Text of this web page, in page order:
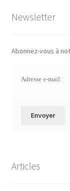
Newsletter
Abonnez-vous à
Adresse e-mail:
Articles